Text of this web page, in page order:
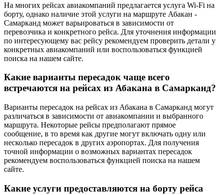
На многих рейсах авиакомпаний предлагается услуга Wi-Fi на
борту, однако наличие этой услуги на маршруте Абакан -
Самарканд может варьироваться в зависимости от
перевозчика и конкретного рейса. Для уточнения информации
по интересующему вас рейсу рекомендуем проверить детали у
конкретных авиакомпаний или воспользоваться функцией
поиска на нашем сайте.
Какие варианты пересадок чаще всего
встречаются на рейсах из Абакана в Самарканд?
Варианты пересадок на рейсах из Абакана в Самарканд могут
различаться в зависимости от авиакомпании и выбранного
маршрута. Некоторые рейсы предполагают прямое
сообщение, в то время как другие могут включать одну или
несколько пересадок в других аэропортах. Для получения
точной информации о возможных вариантах пересадок
рекомендуем воспользоваться функцией поиска на нашем
сайте.
Какие услуги предоставляются на борту рейса